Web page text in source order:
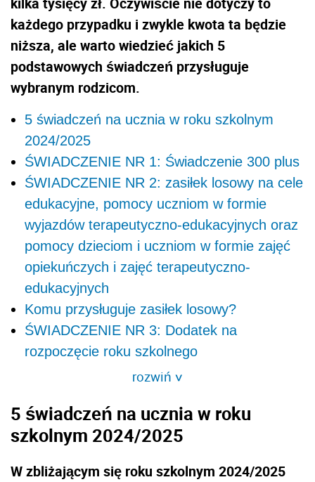
każdego przypadku i zwykle kwota ta będzie
niższa, ale warto wiedzieć jakich 5
podstawowych świadczeń przysługuje
wybranym rodzicom.
5 świadczeń na ucznia w roku szkolnym
2024/2025
ŚWIADCZENIE NR 1: Świadczenie 300 plus
ŚWIADCZENIE NR 2: zasiłek losowy na cele
edukacyjne, pomocy uczniom w formie
wyjazdów terapeutyczno-edukacyjnych oraz
pomocy dzieciom i uczniom w formie zajęć
opiekuńczych i zajęć terapeutyczno-
edukacyjnych
Komu przysługuje zasiłek losowy?
ŚWIADCZENIE NR 3: Dodatek na
rozpoczęcie roku szkolnego
rozwiń>
5 świadczeń na ucznia w roku
szkolnym 2024/2025
W zbliżającym się roku szkolnym 2024/2025